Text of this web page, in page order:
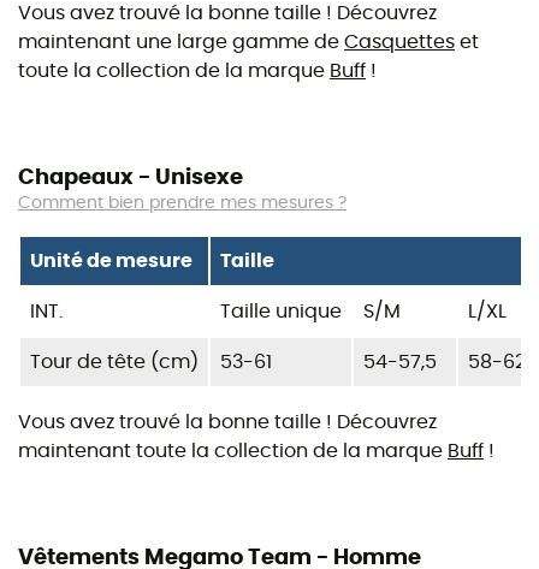
Vous avez trouvé la bonne taille ! Découvrez
maintenant une large gamme de Casquettes et
toute la collection de la marque Buff !
Chapeaux - Unisexe
Comment bien prendre mes mesures ?
Unité de mesure Taille
INT. Taille unique S/M L/XL
Tour de tête (cm) 53-61 54-57,5 58-62
Vous avez trouvé la bonne taille ! Découvrez
maintenant toute la collection de la marque Buff !
Vêtements Megamo Team - Homme